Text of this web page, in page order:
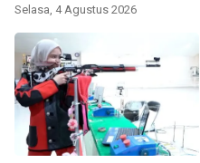
Selasa, 4 Agustus 2026